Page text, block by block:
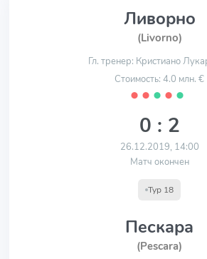
Ливорно
(Livorno)
Гл. тренер: Кристиано
Стоимость: 4.0 млн. €
⬤ ⬤ ⬤ ⬤ ⬤
0 : 2
26.12.2019, 14:00
Матч окончен
Тур 18
Пескара
(Pescara)